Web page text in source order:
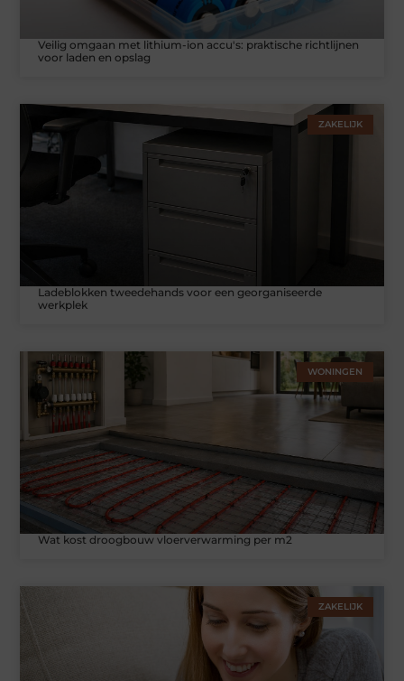
Veilig omgaan met lithium-ion accu's: praktische richtlijnen
voor laden en opslag
ZAKELIJK
Ladeblokken tweedehands voor een georganiseerde
werkplek
WONINGEN
Wat kost droogbouw vloerverwarming per m2
ZAKELIJK